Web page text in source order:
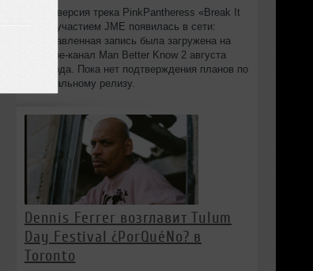
Новая версия трека PinkPantheress «Break It
Off» с участием JME появилась в сети:
незаглавленная запись была загружена на
YouTube-канал Man Better Know 2 августа
2026 года. Пока нет подтверждения планов по
официальному релизу.
Dennis Ferrer возглавит Tulum
Day Festival ¿PorQuéNo? в
Toronto